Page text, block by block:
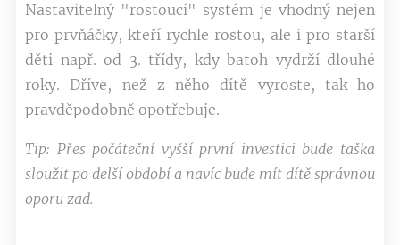
Nastavitelný "rostoucí" systém je vhodný nejen
pro prvňáčky, kteří rychle rostou, ale i pro starší
děti např. od 3. třídy, kdy batoh vydrží dlouhé
roky. Dříve, než z něho dítě vyroste, tak ho
pravděpodobně opotřebuje.
Tip: Přes počáteční vyšší první investici bude taška
sloužit po delší období a navíc bude mít dítě správnou
oporu zad.